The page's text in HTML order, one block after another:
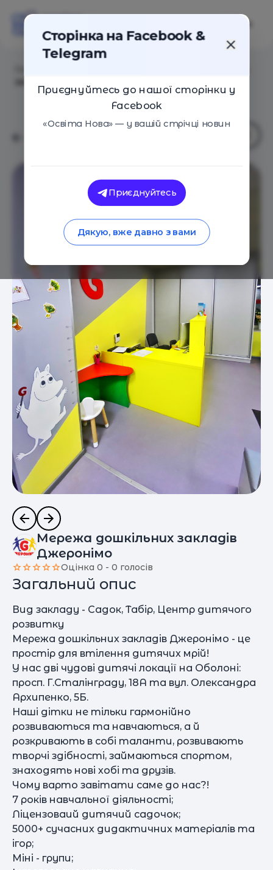
Мережа дошкільних закладів
Джеронімо
Оцінка 0 - 0 голосів
Загальний опис
Вид закладу - Садок, Табір, Центр дитячого
розвитку
Мережа дошкільних закладів Джеронімо - це
простір для втілення дитячих мрій!
У нас дві чудові дитячі локації на Оболоні:
просп. Г.Сталінграду, 18А та вул. Олександра
Архипенко, 5Б.
Наші дітки не тільки гармонійно
розвиваються та навчаються, а й
розкривають в собі таланти, розвивають
творчі здібності, займаються спортом,
знаходять нові хобі та друзів.
Чому варто завітати саме до нас?!
7 років навчальної діяльності;
Ліцензоваий дитячий садочок;
5000+ сучасних дидактичних матеріалів та
ігор;
Міні - групи;
Сторінка на Facebook &
Telegram
Приєднуйтесь до нашої сторінки у
Facebook
«Освіта Нова» — у вашій стрічці новин
Приєднуйтесь
Дякую, вже давно з вами